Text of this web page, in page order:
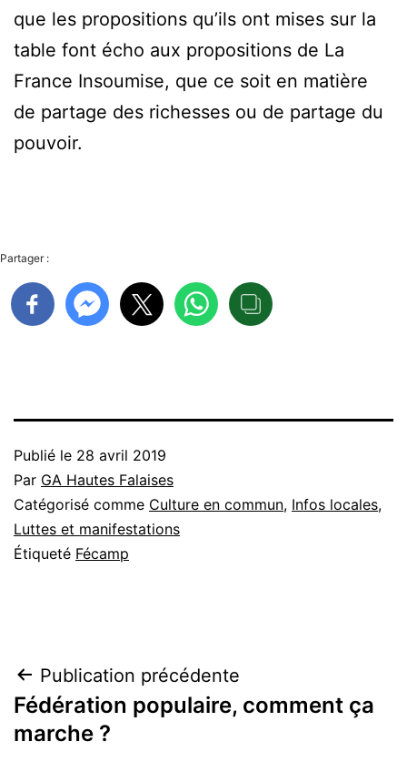
que les propositions qu’ils ont mises sur la
table font écho aux propositions de La
France Insoumise, que ce soit en matière
de partage des richesses ou de partage du
pouvoir.
Partager :
Publié le 28 avril 2019
Par GA Hautes Falaises
Catégorisé comme Culture en commun, Infos locales,
Luttes et manifestations
Étiqueté Fécamp
Navigation
de
Publication précédente
Fédération populaire, comment ça
marche ?